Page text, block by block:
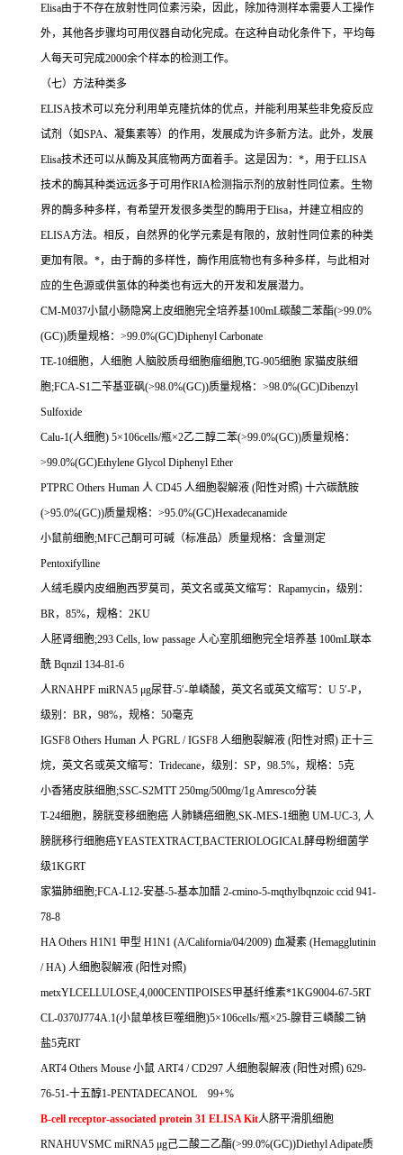
Elisa由于不存在放射性同位素污染，因此，除加待测样本需要人工操作
外，其他各步骤均可用仪器自动化完成。在这种自动化条件下，平均每
人每天可完成2000余个样本的检测工作。
（七）方法种类多
ELISA技术可以充分利用单克隆抗体的优点，并能利用某些非免疫反应
试剂（如SPA、凝集素等）的作用，发展成为许多新方法。此外，发展
Elisa技术还可以从酶及其底物两方面着手。这是因为： *，用于ELISA
技术的酶其种类远远多于可用作RIA检测指示剂的放射性同位素。生物
界的酶多种多样，有希望开发很多类型的酶用于Elisa，并建立相应的
ELISA方法。相反，自然界的化学元素是有限的，放射性同位素的种类
更加有限。 *，由于酶的多样性，酶作用底物也有多种多样，与此相对
应的生色源或供氢体的种类也有远大的开发和发展潜力。
CM-M037小鼠小肠隐窝上皮细胞完全培养基100mL碳酸二苯酯(>99.0%
(GC))质量规格： >99.0%(GC)Diphenyl Carbonate
TE-10细胞，人细胞 人脑胶质母细胞瘤细胞,TG-905细胞 家猫皮肤细
胞;FCA-S1二苄基亚砜(>98.0%(GC))质量规格： >98.0%(GC)Dibenzyl
Sulfoxide
Calu-1(人细胞) 5×106cells/瓶×2乙二醇二苯(>99.0%(GC))质量规格：
>99.0%(GC)Ethylene Glycol Diphenyl Ether
PTPRC Others Human 人 CD45 人细胞裂解液 (阳性对照) 十六碳酰胺
(>95.0%(GC))质量规格： >95.0%(GC)Hexadecanamide
小鼠前细胞;MFC己酮可可碱（标准品）质量规格：含量测定
Pentoxifylline
人绒毛膜内皮细胞西罗莫司，英文名或英文缩写： Rapamycin，级别：
BR， 85%，规格： 2KU
人胚肾细胞;293 Cells, low passage 人心室肌细胞完全培养基 100mL联本
酰 Bqnzil 134-81-6
人RNAHPF miRNA5 μg尿苷-5′-单嶙酸，英文名或英文缩写： U 5′-P，
级别： BR， 98%，规格： 50毫克
IGSF8 Others Human 人 PGRL / IGSF8 人细胞裂解液 (阳性对照) 正十三
烷，英文名或英文缩写： Tridecane，级别： SP， 98.5%，规格： 5克
小香猪皮肤细胞;SSC-S2MTT 250mg/500mg/1g Amresco分装
T-24细胞，膀胱变移细胞癌 人肺鳞癌细胞,SK-MES-1细胞 UM-UC-3, 人
膀胱移行细胞癌YEASTEXTRACT,BACTERIOLOGICAL酵母粉细菌学
级1KGRT
家猫肺细胞;FCA-L12-安基-5-基本加醋 2-cmino-5-mqthylbqnzoic ccid 941-
78-8
HA Others H1N1 甲型 H1N1 (A/California/04/2009) 血凝素 (Hemagglutinin
/ HA) 人细胞裂解液 (阳性对照)
metxYLCELLULOSE,4,000CENTIPOISES甲基纤维素*1KG9004-67-5RT
CL-0370J774A.1(小鼠单核巨噬细胞)5×106cells/瓶×25-腺苷三嶙酸二钠
盐5克RT
ART4 Others Mouse 小鼠 ART4 / CD297 人细胞裂解液 (阳性对照) 629-
76-51-十五醇1-PENTADECANOL 99+%
B-cell receptor-associated protein 31 ELISA Kit人脐平滑肌细胞
RNAHUVSMC miRNA5 μg己二酸二乙酯(>99.0%(GC))Diethyl Adipate质